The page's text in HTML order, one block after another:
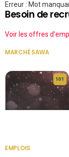
Erreur : Mot
Besoin de
Voir les offres
MARCHÉ SAWA
10 1
EMPLOIS